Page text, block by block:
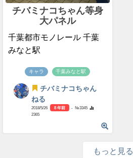
チバミナコちゃん等身
大パネル
千葉都市モノレール 千葉
みなと駅
キャラ 千葉みなと駅
チバミナコちゃん
ねる
2018/5/26 8 年前
- №3345
2365
もっと見る